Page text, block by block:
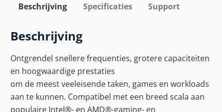
Beschrijving Specificaties Support
Beschrijving
Ontgrendel snellere frequenties, grotere capaciteiten
en hoogwaardige prestaties
om de meest veeleisende taken, games en workloads
aan te kunnen. Compatibel met een breed scala aan
populaire Intel®- en AMD®-gaming- en